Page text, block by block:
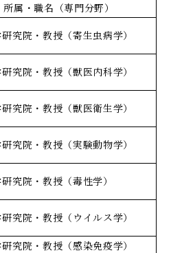
所属・職名（専門分野）
究院・教授（寄生虫病学）
究院・教授（獣医内科学）
究院・教授（獣医衛生学）
究院・教授（実験動物学）
究院・教授（毒性学）
究院・教授（ウイルス学）
究院・教授（感染免疫学）